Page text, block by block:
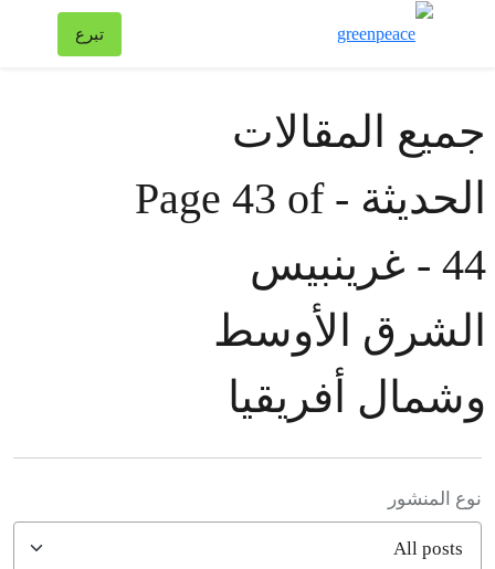
تبرع
جميع المقالات
الحديثة - Page 43 of
44 - غرينبيس
الشرق الأوسط
وشمال أفريقيا
نوع المنشور